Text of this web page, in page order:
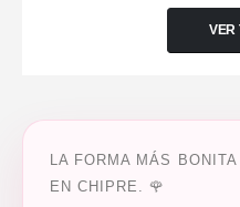
VER
LA FORMA MÁS
EN CHIPRE. 🌹